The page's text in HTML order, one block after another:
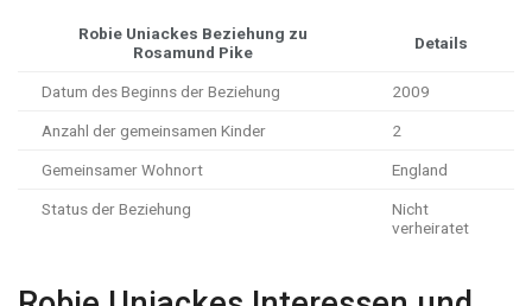
Robie Uniackes Beziehung zu
Rosamund Pike
Details
Datum des Beginns der Beziehung 2009
Anzahl der gemeinsamen Kinder 2
Gemeinsamer Wohnort England
Status der Beziehung
Nicht
verheiratet